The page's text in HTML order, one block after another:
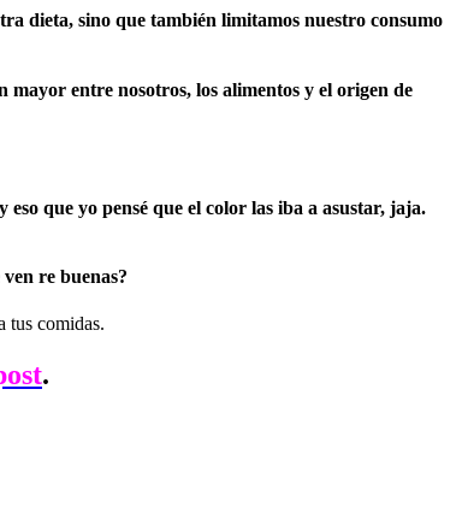
dieta, sino que también limitamos nuestro consumo
mayor entre nosotros, los alimentos y el origen de
que yo pensé que el color las iba a asustar, jaja.
re buenas?
.